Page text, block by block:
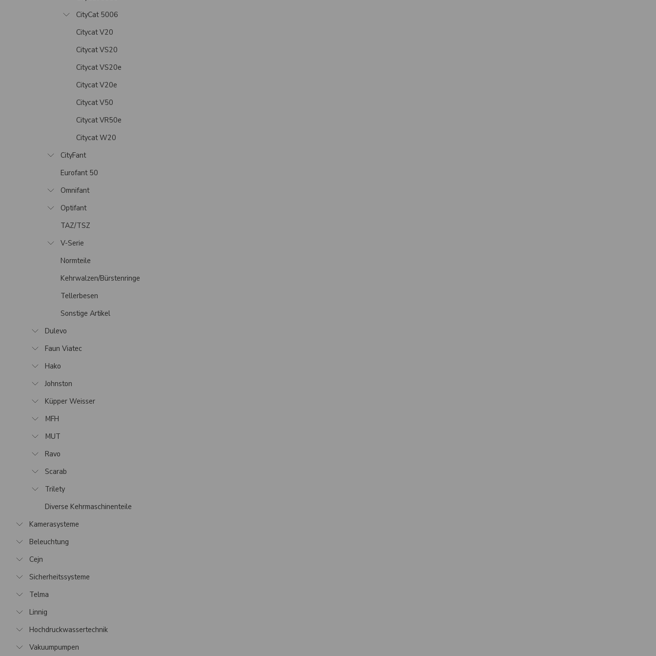
CityCat 5006
Citycat V20
Citycat VS20
Citycat VS20e
Citycat V20e
Citycat V50
Citycat VR50e
Citycat W20
CityFant
Eurofant 50
Omnifant
Optifant
TAZ/TSZ
V-Serie
Normteile
Kehrwalzen/Bürstenringe
Tellerbesen
Sonstige Artikel
Dulevo
Faun Viatec
Hako
Johnston
Küpper Weisser
MFH
MUT
Ravo
Scarab
Trilety
Diverse Kehrmaschinenteile
Kamerasysteme
Beleuchtung
Cejn
Sicherheitssysteme
Telma
Linnig
Hochdruckwassertechnik
Vakuumpumpen